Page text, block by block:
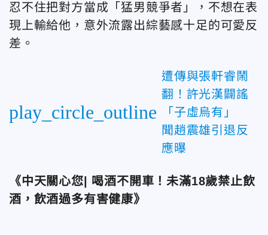
忍不住把對方當成「猛男競爭者」，不想在表
現上輸給他，意外流露出綜藝感十足的可愛反
差。
play_circle_outline
遭傳與張軒睿鬧
翻！許光漢闢謠
「子虛烏有」
聞趙震雄引退反
應曝
《中天關心您| 喝酒不開車！未滿18歲禁止飲
酒，飲酒過多有害健康》